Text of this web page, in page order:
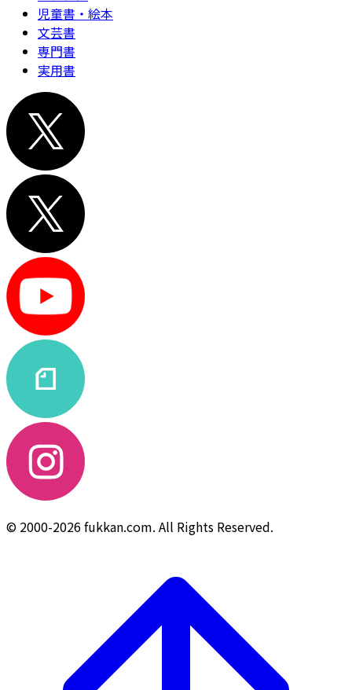
児童書・絵本
文芸書
専門書
実用書
© 2000-2026 fukkan.com. All Rights Reserved.